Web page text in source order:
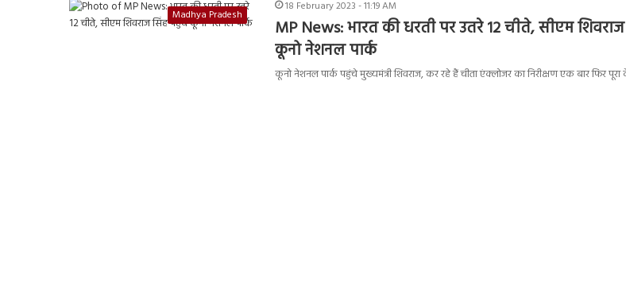
Madhya Pradesh
18 February 2023 - 11:19 AM
MP News: भारत की धरती पर उतरे 12 चीते, सीएम
कूनो नेशनल पार्क
कूनो नेशनल पार्क पहुंचे मुख्यमंत्री शिवराज, कर रहे हैं चीता एंक्लोजर का निरीक्षण एक बार फिर